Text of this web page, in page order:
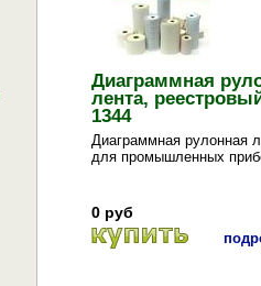
Диаграммная
лента,
1344
Диаграммная рулонная
для промышленных
0 руб